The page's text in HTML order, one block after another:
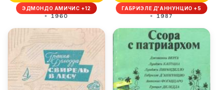
ЭДМОНДО АМИЧИС +12
1960
ГАБРИЭЛЕ Д'АННУНЦИО +5
1987